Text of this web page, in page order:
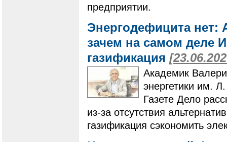
предприятии.
Энергодефицита нет:
зачем на самом деле
газификация
Академик
энергетики им.
Газете Дело
из-за отсутствия
газификация сэкономить